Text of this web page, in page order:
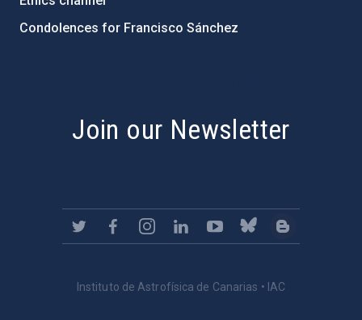
Condolences for Francisco Sánchez
Join our Newsletter
Instituto de Astrofísica de Canarias • IAC